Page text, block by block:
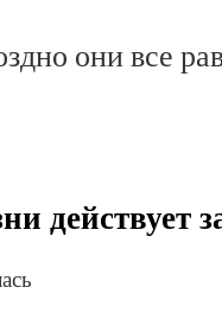
они все
действует